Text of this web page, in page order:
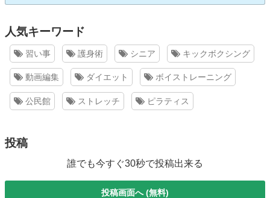
人気キーワード
習い事 護身術 シニア キックボクシング
動画編集 ダイエット ボイストレーニング
公民館 ストレッチ ピラティス
投稿
誰でも今すぐ30秒で投稿出来る
投稿画面へ (無料)